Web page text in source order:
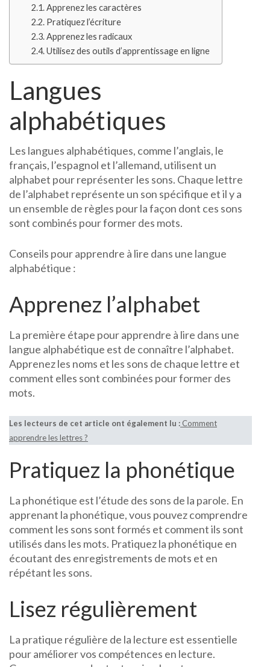
Apprenez les caractères
Pratiquez l’écriture
Apprenez les radicaux
Utilisez des outils d’apprentissage en ligne
Langues
alphabétiques
Les langues alphabétiques, comme l’anglais, le
français, l’espagnol et l’allemand, utilisent un
alphabet pour représenter les sons. Chaque lettre
de l’alphabet représente un son spécifique et il y a
un ensemble de règles pour la façon dont ces sons
sont combinés pour former des mots.
Conseils pour apprendre à lire dans une langue
alphabétique :
Apprenez l’alphabet
La première étape pour apprendre à lire dans une
langue alphabétique est de connaître l’alphabet.
Apprenez les noms et les sons de chaque lettre et
comment elles sont combinées pour former des
mots.
Les lecteurs de cet article ont également lu : Comment
apprendre les lettres ?
Pratiquez la phonétique
La phonétique est l’étude des sons de la parole. En
apprenant la phonétique, vous pouvez comprendre
comment les sons sont formés et comment ils sont
utilisés dans les mots. Pratiquez la phonétique en
écoutant des enregistrements de mots et en
répétant les sons.
Lisez régulièrement
La pratique régulière de la lecture est essentielle
pour améliorer vos compétences en lecture.